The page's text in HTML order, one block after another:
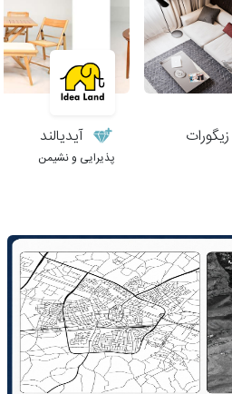
آیدیالند
پذیرایی و نشیمن